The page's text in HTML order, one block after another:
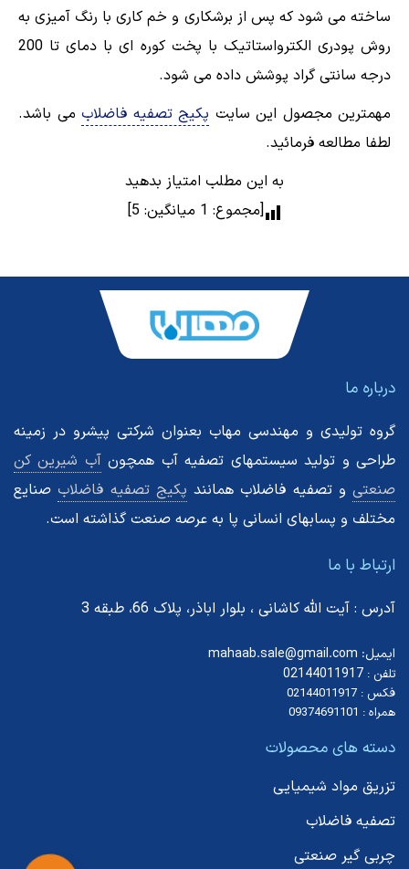
ساخته می شود که پس از برشکاری و خم کاری با رنگ آمیزی به
روش پودری الکترواستاتیک با پخت کوره ای با دمای تا 200
درجه سانتی گراد پوشش داده می شود.
مهمترین مجصول این سایت پکیج تصفیه فاضلاب می باشد.
لطفا مطالعه فرمائید.
به این مطلب امتیاز بدهید
[مجموع: 1 میانگین: 5
]
درباره ما
گروه تولیدی و مهندسی مهاب بعنوان شرکتی پیشرو در زمینه
طراحی و تولید سیستمهای تصفیه آب همچونآب شیرین کن
صنعتی و تصفیه فاضلاب همانند پکیج تصفیه فاضلاب صنایع
مختلف و پسابهای انسانی پا به عرصه صنعت گذاشته است.
ارتباط با ما
آدرس : آیت الله کاشانی ، بلوار اباذر، پلاک 66، طبقه 3
ایمیل: mahaab.sale@gmail.com
تلفن : 02144011917
فکس : 02144011917
همراه : 09374691101
دسته های محصولات
تزریق مواد شیمیایی
تصفیه فاضلاب
چربی گیر صنعتی